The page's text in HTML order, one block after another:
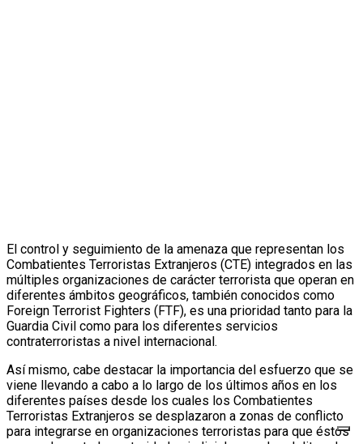
El control y seguimiento de la amenaza que representan los
Combatientes Terroristas Extranjeros (CTE) integrados en las
múltiples organizaciones de carácter terrorista que operan en
diferentes ámbitos geográficos, también conocidos como
Foreign Terrorist Fighters (FTF), es una prioridad tanto para la
Guardia Civil como para los diferentes servicios
contraterroristas a nivel internacional.
Así mismo, cabe destacar la importancia del esfuerzo que se
viene llevando a cabo a lo largo de los últimos años en los
diferentes países desde los cuales los Combatientes
Terroristas Extranjeros se desplazaron a zonas de conflicto
para integrarse en organizaciones terroristas para que éstos